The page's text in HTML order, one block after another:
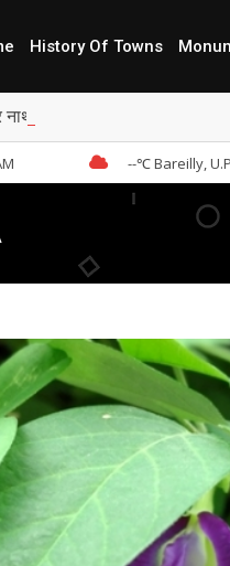
History Of Towns
मंदिर , बरेली
--℃ Bareilly, U.P